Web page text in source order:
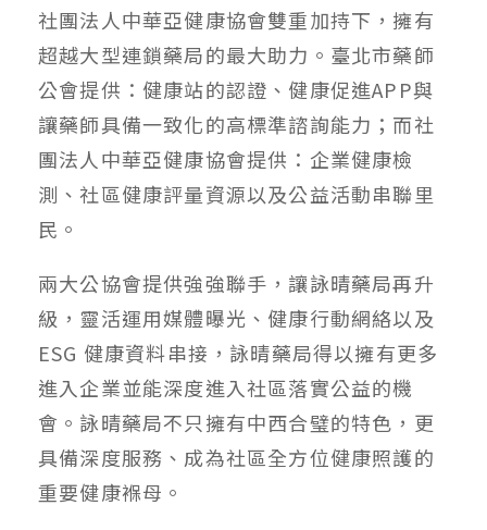
社團法人中華亞健康協會雙重加持下，擁有
超越大型連鎖藥局的最大助力。臺北市藥師
公會提供：健康站的認證、健康促進APP與
讓藥師具備一致化的高標準諮詢能力；而社
團法人中華亞健康協會提供：企業健康檢
測、社區健康評量資源以及公益活動串聯里
民。
兩大公協會提供強強聯手，讓詠晴藥局再升
級，靈活運用媒體曝光、健康行動網絡以及
ESG 健康資料串接，詠晴藥局得以擁有更多
進入企業並能深度進入社區落實公益的機
會。詠晴藥局不只擁有中西合璧的特色，更
具備深度服務、成為社區全方位健康照護的
重要健康褓母。